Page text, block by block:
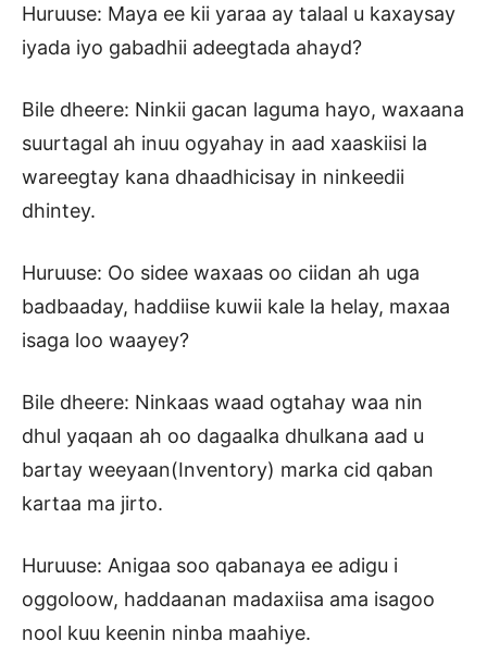
Huruuse: Maya ee kii yaraa ay talaal u kaxaysay
iyada iyo gabadhii adeegtada ahayd?
Bile dheere: Ninkii gacan laguma hayo, waxaana
suurtagal ah inuu ogyahay in aad xaaskiisi la
wareegtay kana dhaadhicisay in ninkeedii
dhintey.
Huruuse: Oo sidee waxaas oo ciidan ah uga
badbaaday, haddiise kuwii kale la helay, maxaa
isaga loo waayey?
Bile dheere: Ninkaas waad ogtahay waa nin
dhul yaqaan ah oo dagaalka dhulkana aad u
bartay weeyaan(Inventory) marka cid qaban
kartaa ma jirto.
Huruuse: Anigaa soo qabanaya ee adigu i
oggoloow, haddaanan madaxiisa ama isagoo
nool kuu keenin ninba maahiye.